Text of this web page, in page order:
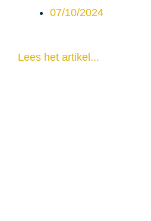
07/10/2024
Lees het artikel...